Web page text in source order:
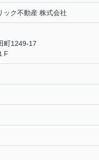
ク不動産 株式会社
町1249-17
F